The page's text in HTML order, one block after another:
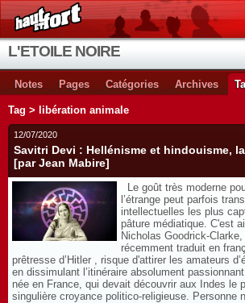
L'ETOILE NOIRE
Notes Pages Catégories Archives
Tag > libération animale
12/07/2020
Savitri Devi : Hellénisme et hindouisme,
[par Jean Mabire]
Le goût très moderne
l’étrange peut parfois
intellectuelles les plus
pâture médiatique. C'est
Nicholas Goodrick-
récemment traduit en
prêtresse d’Hitler , risque d'attirer les amateurs
en dissimulant l’itinéraire absolument
née en France, qui devait découvrir aux Indes le
singulière croyance politico-religieuse. Personne